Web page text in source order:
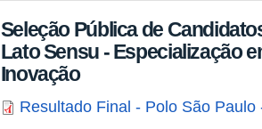
Seleção Pública de
Lato Sensu - Especialização
Inovação
Resultado Final - Polo São Paulo